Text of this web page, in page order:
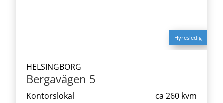
Hyresledig
HELSINGBORG
Bergavägen 5
Kontorslokal ca 260 kvm